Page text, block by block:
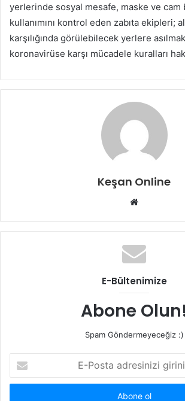
yerlerinde sosyal mesafe, maske ve cam
kullanımını kontrol eden zabıta ekipleri;
karşılığında görülebilecek yerlere
koronavirüse karşı mücadele kuralları
Keşan Online
Web
E-Bültenimize
Abone
Spam Göndermeyeceğiz :)
Posta
adresinizi